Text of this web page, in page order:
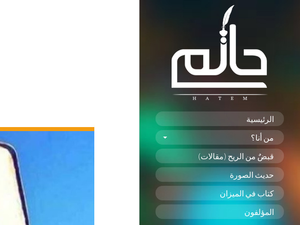
الرئيسية
من أنا؟
قبضٌ من الريح (مقالات)
حديث الصورة
كتاب في الميزان
المؤلفون